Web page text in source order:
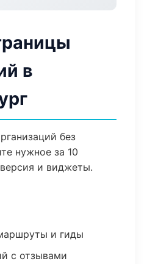
в
без
нужное за 10
и виджеты.
и гиды
с отзывами